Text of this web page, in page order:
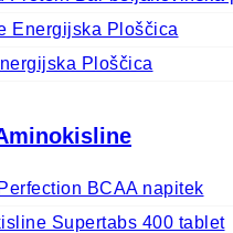
Energijska Ploščica
Ploščica
BCAA napitek
Supertabs 400 tablet